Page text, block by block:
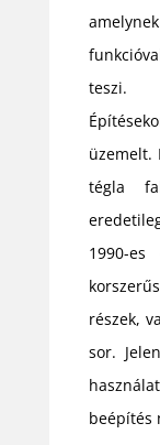
teszi.
üzemelt.
tégla
1990-
részek,
sor.
beépítés